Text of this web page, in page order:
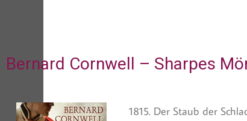
Bernard Cornwell – Sharpes
1815. Der Staub der